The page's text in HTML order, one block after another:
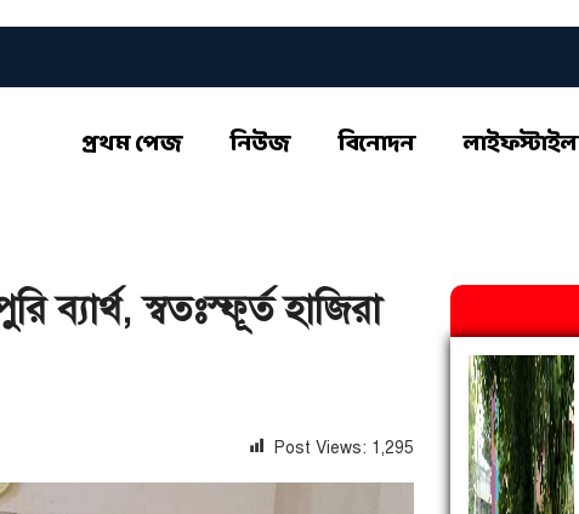
প্রথম পেজ নিউজ বিনোদন লাইফস্টাইল
ব্যার্থ, স্বতঃস্ফূর্ত হাজিরা
Post Views: 1,295